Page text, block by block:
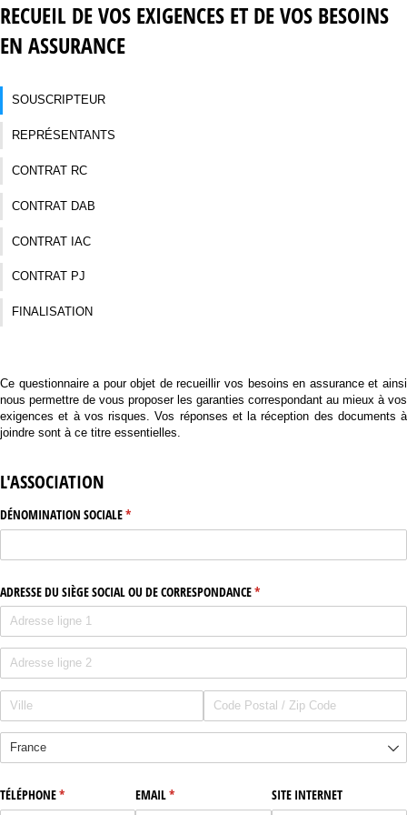
RECUEIL DE VOS EXIGENCES ET DE VOS BESOINS
EN ASSURANCE
SOUSCRIPTEUR
REPRÉSENTANTS
CONTRAT RC
CONTRAT DAB
CONTRAT IAC
CONTRAT PJ
FINALISATION
Ce questionnaire a pour objet de recueillir vos besoins en assurance et ainsi
nous permettre de vous proposer les garanties correspondant au mieux à vos
exigences et à vos risques. Vos réponses et la réception des documents à
joindre sont à ce titre essentielles.
L'ASSOCIATION
DÉNOMINATION SOCIALE*
(requis)
ADRESSE DU SIÈGE SOCIAL OU DE CORRESPONDANCE*
(requis)
TÉLÉPHONE*
(requis) EMAIL*
(requis) SITE INTERNET